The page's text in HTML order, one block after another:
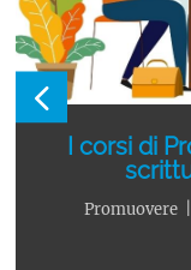
I corsi di
Promuovere